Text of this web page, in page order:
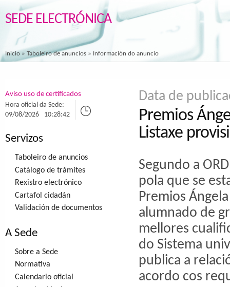
SEDE ELECTRÓNICA
Inicio » Taboleiro de anuncios » Información do anuncio
Aviso uso de certificados
Hora oficial da Sede:
09/08/2026
10:28:42
Servizos
Taboleiro de anuncios
Catálogo de trámites
Rexistro electrónico
Cartafol cidadán
Validación de documentos
A Sede
Sobre a Sede
Normativa
Calendario oficial
Data de
Premios
Listaxe
Segundo a
pola que se
Premios
alumnado de
mellores
do Sistema
publica a
acordo cos